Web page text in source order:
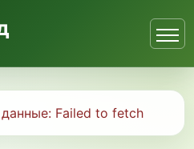
Failed to fetch